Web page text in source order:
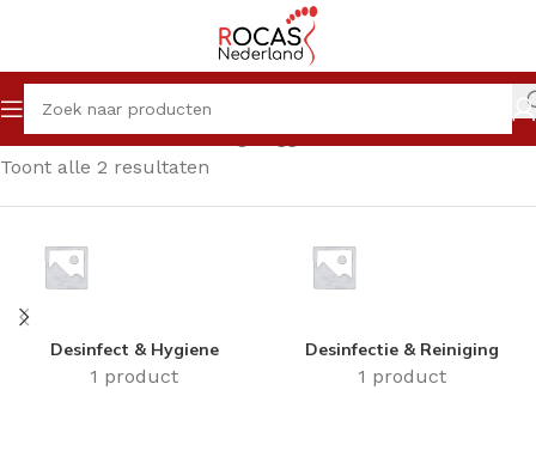
Home Winkel Producten getagged “builder”
Toont alle 2 resultaten
Desinfect & Hygiene
1 product
Desinfectie & Reiniging
1 product